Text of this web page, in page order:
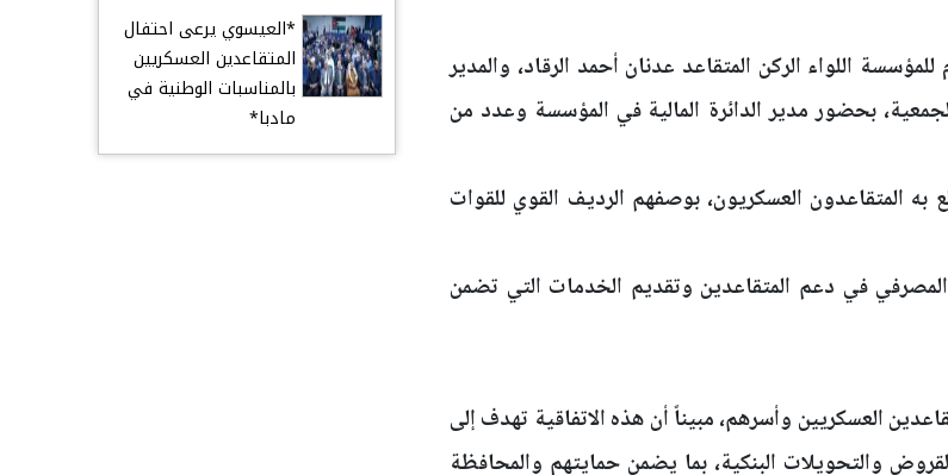
اللواء الركن المتقاعد عدنان أحمد الرقاد، والمدير
بحضور مدير الدائرة المالية في المؤسسة وعدد من
به المتقاعدون العسكريون، بوصفهم الرديف القوي للقوات
في دعم المتقاعدين وتقديم الخدمات التي تضمن
العسكريين وأسرهم، مبيناً أن هذه الاتفاقية تهدف إلى
والتحويلات البنكية، بما يضمن حمايتهم والمحافظة
*العيسوي يرعى احتفال
المتقاعدين العسكريين
بالمناسبات الوطنية في
مادبا*